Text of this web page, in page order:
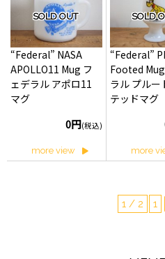
SOLD OUT
“Federal” NASA
APOLLO11 Mug フ
ェデラル アポロ11
マグ
0円(税込)
more view
SOLD
“Federal”
Footed
ラル プルー
テッドマグ
more
1 / 2 1